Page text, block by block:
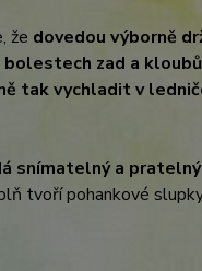
že dovedou výborně
zad a
tak vychladit v
snímatelný a
tvoří pohankové